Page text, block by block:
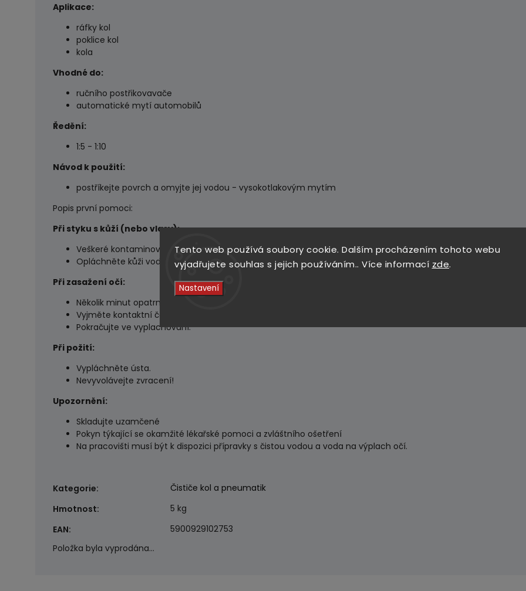
Tento web používá soubory cookie. Dalším procházením tohoto webu
vyjadřujete souhlas s jejich používáním.. Více informací zde.
Nastavení
Aplikace:
ráfky kol
poklice kol
kola
Vhodné do:
ručního postřikovavače
automatické mytí automobilů
Ředění:
1:5 - 1:10
Návod k použití:
postříkejte povrch a omyjte jej vodou - vysokotlakovým mytím
Popis první pomoci:
Při styku s kůží (nebo vlasy):
Veškeré kontaminované části oděvu okamžitě svlékněte.
Opláchněte kůži vodou/osprchujte.
Při zasažení očí:
Několik minut opatrně vyplachujte vodou.
Vyjměte kontaktní čočky, jsou-li nasazeny a pokud je lze vyjmout snadno
Pokračujte ve vyplachování.
Při požití:
Vypláchněte ústa.
Nevyvolávejte zvracení!
Upozornění:
Skladujte uzamčené
Pokyn týkající se okamžité lékařské pomoci a zvláštního ošetření
Na pracovišti musí být k dispozici přípravky s čistou vodou a voda na výplach očí.
Kategorie:
Čističe kol a pneumatik
Hmotnost:
5 kg
EAN:
5900929102753
Položka byla vyprodána…